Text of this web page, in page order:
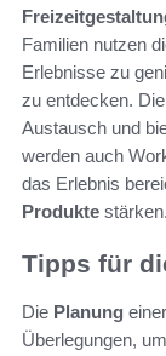
Familien nutzen
Erlebnisse zu
zu entdecken.
Austausch und
werden auch
das Erlebnis
Produkte stärken.
Tipps für
Die Planung einer
Überlegungen,